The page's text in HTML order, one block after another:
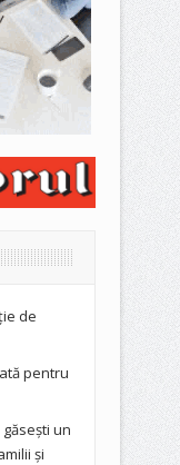
de
pentru
un
și